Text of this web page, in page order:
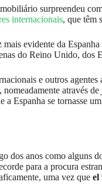
surpreendeu
internacionais, que têm
evidente da
do Reino Unido, dos
e outros
através de
a Espanha se tornasse um
dos anos como
para a procura
uma vez que el